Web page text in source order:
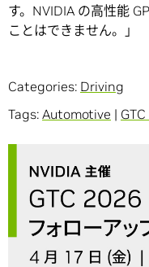
す。NVIDIA の高性能
ことはできません。」
Categories: Driving
Tags: Automotive |